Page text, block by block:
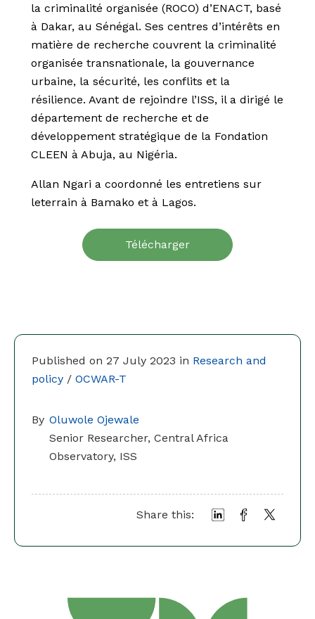
Published on 27 July 2023 in Research and
policy / OCWAR-T
By Oluwole Ojewale
Senior Researcher, Central Africa
Observatory, ISS
Share this:
la criminalité organisée (ROCO) d’ENACT, basé
à Dakar, au Sénégal. Ses centres d’intérêts en
matière de recherche couvrent la criminalité
organisée transnationale, la gouvernance
urbaine, la sécurité, les conflits et la
résilience. Avant de rejoindre l’ISS, il a dirigé le
département de recherche et de
développement stratégique de la Fondation
CLEEN à Abuja, au Nigéria.
Allan Ngari a coordonné les entretiens sur
leterrain à Bamako et à Lagos.
Télécharger